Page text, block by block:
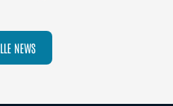
NEWS